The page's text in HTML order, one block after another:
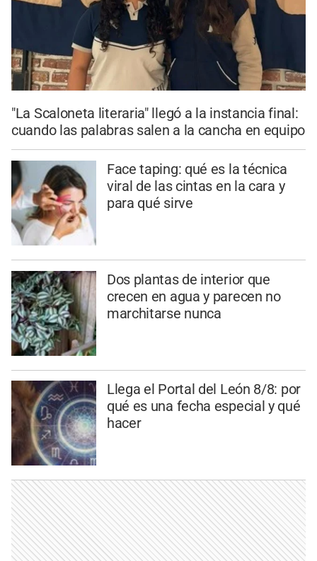
"La Scaloneta literaria" llegó a la instancia final:
cuando las palabras salen a la cancha en equipo
Face taping: qué es la técnica
viral de las cintas en la cara y
para qué sirve
Dos plantas de interior que
crecen en agua y parecen no
marchitarse nunca
Llega el Portal del León 8/8: por
qué es una fecha especial y qué
hacer